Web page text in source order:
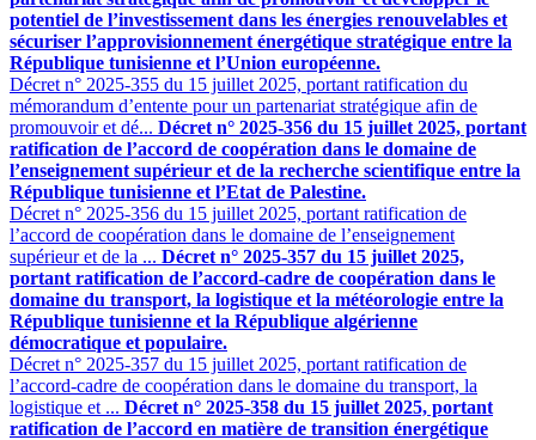
potentiel de l’investissement dans les énergies renouvelables et
sécuriser l’approvisionnement énergétique stratégique entre la
République tunisienne et l’Union européenne.
Décret n° 2025-355 du 15 juillet 2025, portant ratification du
mémorandum d’entente pour un partenariat stratégique afin de
promouvoir et dé... Décret n° 2025-356 du 15 juillet 2025, portant
ratification de l’accord de coopération dans le domaine de
l’enseignement supérieur et de la recherche scientifique entre la
République tunisienne et l’Etat de Palestine.
Décret n° 2025-356 du 15 juillet 2025, portant ratification de
l’accord de coopération dans le domaine de l’enseignement
supérieur et de la ... Décret n° 2025-357 du 15 juillet 2025,
portant ratification de l’accord-cadre de coopération dans le
domaine du transport, la logistique et la météorologie entre la
République tunisienne et la République algérienne
démocratique et populaire.
Décret n° 2025-357 du 15 juillet 2025, portant ratification de
l’accord-cadre de coopération dans le domaine du transport, la
logistique et ... Décret n° 2025-358 du 15 juillet 2025, portant
ratification de l’accord en matière de transition énergétique